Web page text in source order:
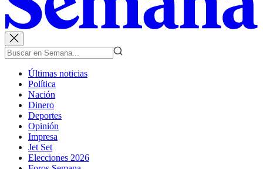
Últimas noticias
Política
Nación
Dinero
Deportes
Opinión
Impresa
Jet Set
Elecciones 2026